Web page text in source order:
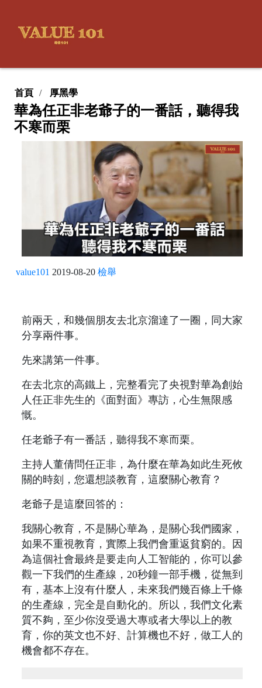
首頁 厚黑學
華為任正非老爺子的一番話，聽得我
不寒而栗
value101 2019-08-20 檢舉
前兩天，和幾個朋友去北京溜達了一圈，同大家
分享兩件事。
先來講第一件事。
在去北京的高鐵上，完整看完了央視對華為創始
人任正非先生的《面對面》專訪，心生無限感
慨。
任老爺子有一番話，聽得我不寒而栗。
主持人董倩問任正非，為什麼在華為如此生死攸
關的時刻，您還想談教育，這麼關心教育？
老爺子是這麼回答的：
我關心教育，不是關心華為，是關心我們國家，
如果不重視教育，實際上我們會重返貧窮的。因
為這個社會最終是要走向人工智能的，你可以參
觀一下我們的生產線，20秒鐘一部手機，從無到
有，基本上沒有什麼人，未來我們幾百條上千條
的生產線，完全是自動化的。所以，我們文化素
質不夠，至少你沒受過大專或者大學以上的教
育，你的英文也不好、計算機也不好，做工人的
機會都不存在。